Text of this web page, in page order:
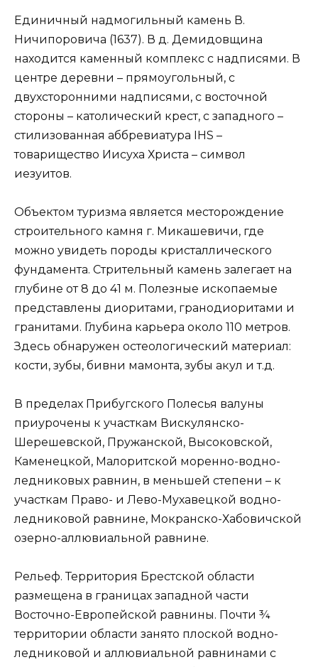
Единичный надмогильный камень В.
Ничипоровича (1637). В д. Демидовщина
находится каменный комплекс с надписями. В
центре деревни – прямоугольный, с
двухсторонними надписями, с восточной
стороны – католический крест, с западного –
стилизованная аббревиатура IHS –
товарищество Иисуха Христа – символ
иезуитов.
Объектом туризма является месторождение
строительного камня г. Микашевичи, где
можно увидеть породы кристаллического
фундамента. Стрительный камень залегает на
глубине от 8 до 41 м. Полезные ископаемые
представлены диоритами, гранодиоритами и
гранитами. Глубина карьера около 110 метров.
Здесь обнаружен остеологический материал:
кости, зубы, бивни мамонта, зубы акул и т.д.
В пределах Прибугского Полесья валуны
приурочены к участкам Вискулянско-
Шерешевской, Пружанской, Высоковской,
Каменецкой, Малоритской моренно-водно-
ледниковых равнин, в меньшей степени – к
участкам Право- и Лево-Мухавецкой водно-
ледниковой равнине, Мокранско-Хабовичской
озерно-аллювиальной равнине.
Рельеф. Территория Брестской области
размещена в границах западной части
Восточно-Европейской равнины. Почти ¾
территории области занято плоской водно-
ледниковой и аллювиальной равнинами с